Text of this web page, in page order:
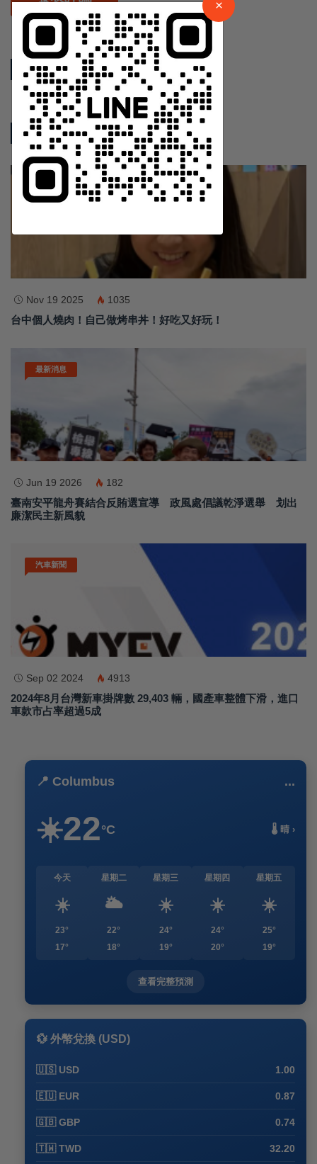
相關新聞
熱門新聞
影音新聞
Nov 19 2025 1035
台中個人燒肉！自己做烤串丼！好吃又好玩！
最新消息
Jun 19 2026 182
臺南安平龍舟賽結合反賄選宣導 政風處倡議乾淨選舉 划出
廉潔民主新風貌
汽車新聞
Sep 02 2024 4913
2024年8月台灣新車掛牌數 29,403 輛，國產車整體下滑，進口
車款市占率超過5成
📍 Columbus ...
☀️22°C 🌡️ 晴 ›
今天
☀️
23°
17°
星期二
🌥️
22°
18°
星期三
☀️
24°
19°
星期四
☀️
24°
20°
星期五
☀️
25°
19°
查看完整預測
💱 外幣兌換 (USD)
🇺🇸 USD 1.00
🇪🇺 EUR 0.87
🇬🇧 GBP 0.74
🇹🇼 TWD 32.20
中 華 超 傳 媒
Https://reurl.cc/adqW77
訂閱
×